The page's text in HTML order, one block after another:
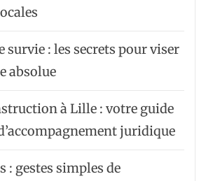
survie : les secrets pour viser
absolue
à Lille : votre guide
juridique
: gestes simples de